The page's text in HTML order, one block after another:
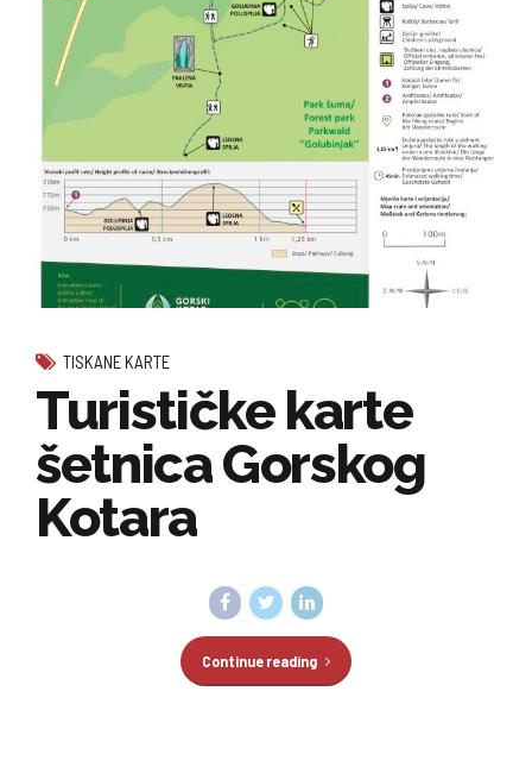
TISKANE KARTE
Turističke karte
šetnica Gorskog
Kotara
Continue reading